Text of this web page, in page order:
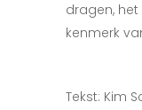
dragen,
kenmerk
Tekst: Kim